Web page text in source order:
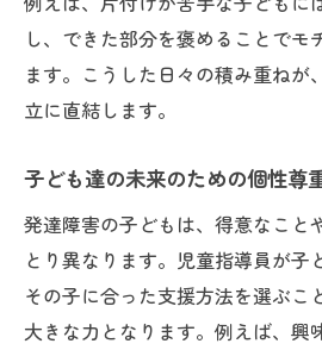
し、できた部分を褒めることでモ
ます。こうした日々の積み重ねが
立に直結します。
子ども達の未来のための個性尊
発達障害の子どもは、得意なこと
とり異なります。児童指導員が子
その子に合った支援方法を選ぶこ
大きな力となります。例えば、興